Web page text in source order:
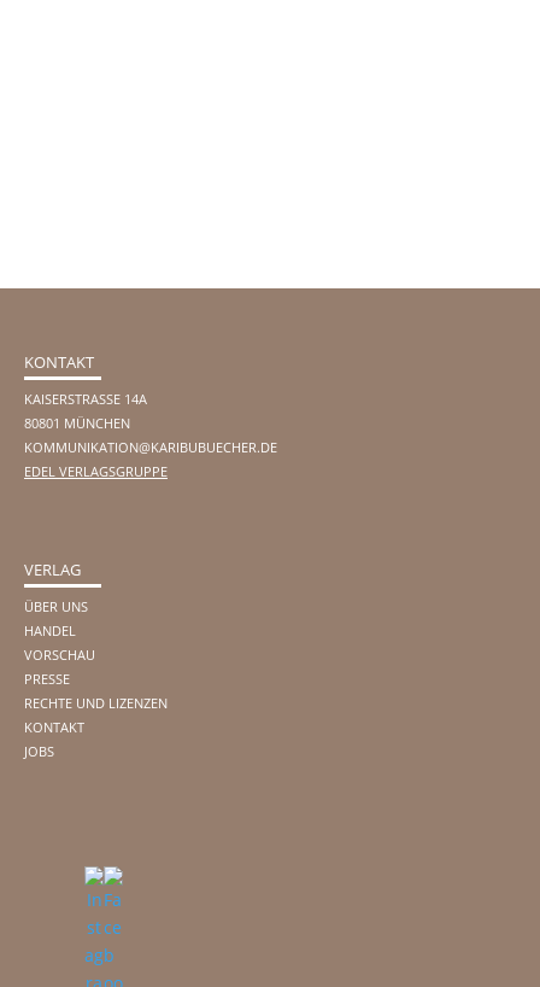
KONTAKT
KAISERSTRASSE 14A
80801 MÜNCHEN
KOMMUNIKATION@KARIBUBUECHER.DE
EDEL VERLAGSGRUPPE
VERLAG
ÜBER UNS
HANDEL
VORSCHAU
PRESSE
RECHTE UND LIZENZEN
KONTAKT
JOBS